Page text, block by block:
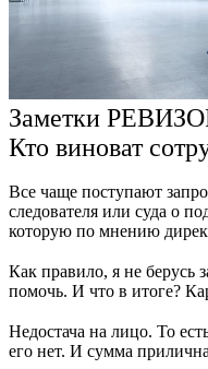
Заметки
Кто виноват
Все чаще поступают
следователя или суда о
которую по мнению
Как правило, я не берусь
помочь. И что в итоге?
Недостача на лицо. То
его нет. И сумма